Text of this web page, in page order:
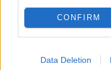
CONFIRM
Data Deletion